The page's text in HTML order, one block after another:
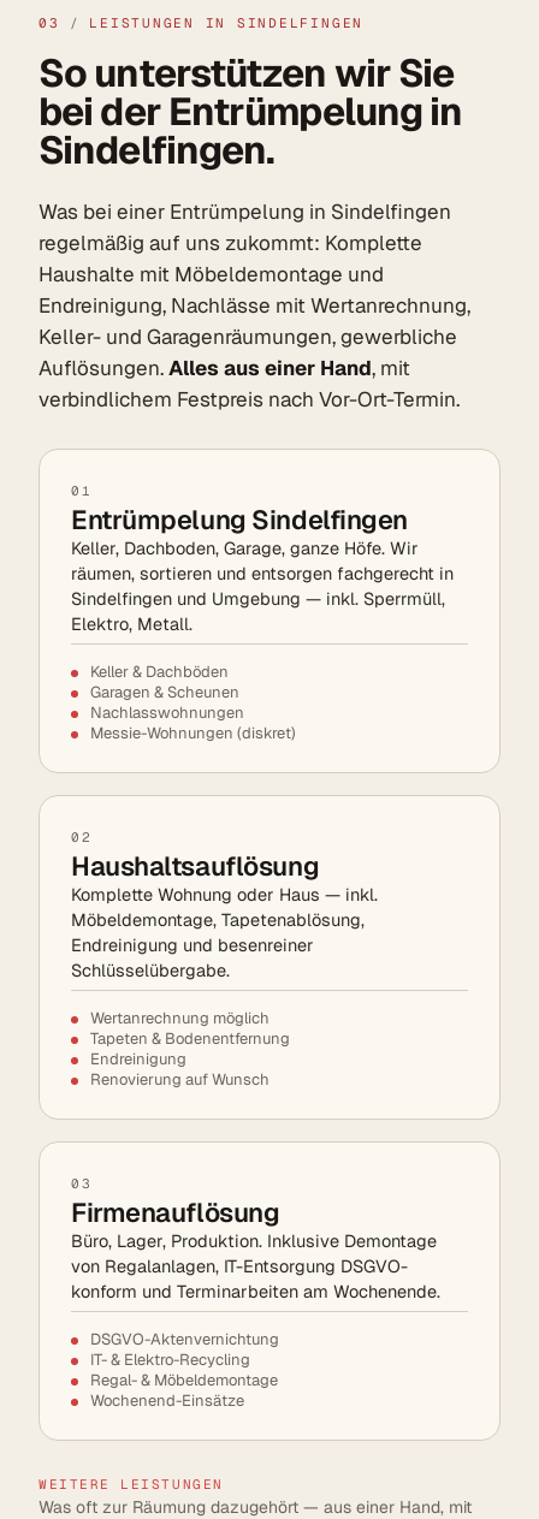
03 / LEISTUNGEN IN SINDELFINGEN
So unterstützen wir Sie
bei der Entrümpelung in
Sindelfingen.
Was bei einer Entrümpelung in Sindelfingen
regelmäßig auf uns zukommt: Komplette
Haushalte mit Möbeldemontage und
Endreinigung, Nachlässe mit Wertanrechnung,
Keller- und Garagenräumungen, gewerbliche
Auflösungen.Alles aus einer Hand, mit
verbindlichem Festpreis nach Vor-Ort-Termin.
01
Entrümpelung Sindelfingen
Keller, Dachboden, Garage, ganze Höfe. Wir
räumen, sortieren und entsorgen fachgerecht in
Sindelfingen und Umgebung — inkl. Sperrmüll,
Elektro, Metall.
Keller & Dachböden
Garagen & Scheunen
Nachlasswohnungen
Messie-Wohnungen (diskret)
02
Haushaltsauflösung
Komplette Wohnung oder Haus — inkl.
Möbeldemontage, Tapetenablösung,
Endreinigung und besenreiner
Schlüsselübergabe.
Wertanrechnung möglich
Tapeten & Bodenentfernung
Endreinigung
Renovierung auf Wunsch
03
Firmenauflösung
Büro, Lager, Produktion. Inklusive Demontage
von Regalanlagen, IT-Entsorgung DSGVO-
konform und Terminarbeiten am Wochenende.
DSGVO-Aktenvernichtung
IT- & Elektro-Recycling
Regal- & Möbeldemontage
Wochenend-Einsätze
WEITERE LEISTUNGEN
Was oft zur Räumung dazugehört — aus einer Hand, mit